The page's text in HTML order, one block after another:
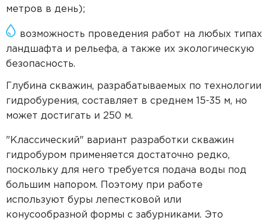
метров в день);
возможность проведения работ на любых типах
ландшафта и рельефа, а также их экологическую
безопасность.
Глубина скважин, разрабатываемых по технологии
гидробурения, составляет в среднем 15-35 м, но
может достигать и 250 м.
"Классический" вариант разработки скважин
гидробуром применяется достаточно редко,
поскольку для него требуется подача воды под
большим напором. Поэтому при работе
используют буры лепестковой или
конусообразной формы с забурниками. Это